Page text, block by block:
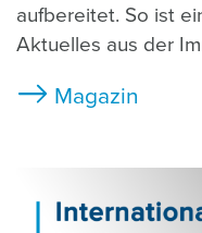
aufbereitet. So ist
Aktuelles aus der
Magazin